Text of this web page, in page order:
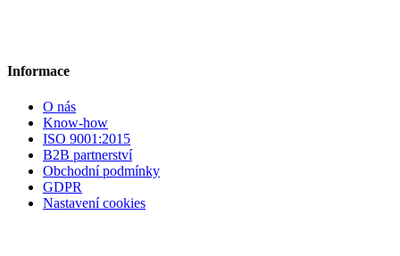
Informace
O nás
Know-how
ISO 9001:2015
B2B partnerství
Obchodní podmínky
GDPR
Nastavení cookies